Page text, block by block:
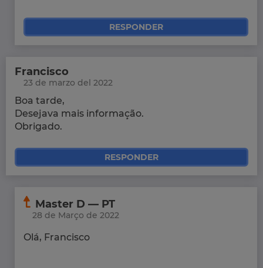
RESPONDER
Francisco
23 de marzo del 2022
Boa tarde,
Desejava mais informação.
Obrigado.
RESPONDER
Master D — PT
28 de Março de 2022
Olá, Francisco